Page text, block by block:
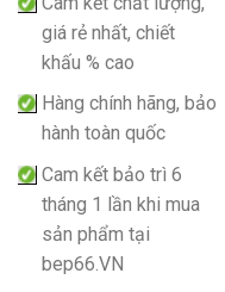
giá rẻ nhất, chiết
khấu % cao
Hàng chính hãng, bảo
hành toàn quốc
Cam kết bảo trì 6
tháng 1 lần khi mua
sản phẩm tại
bep66.VN